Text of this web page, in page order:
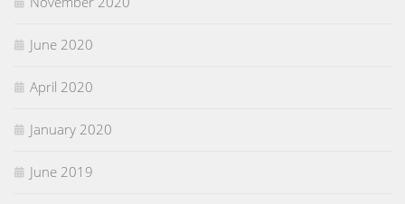
June 2020
April 2020
January 2020
June 2019